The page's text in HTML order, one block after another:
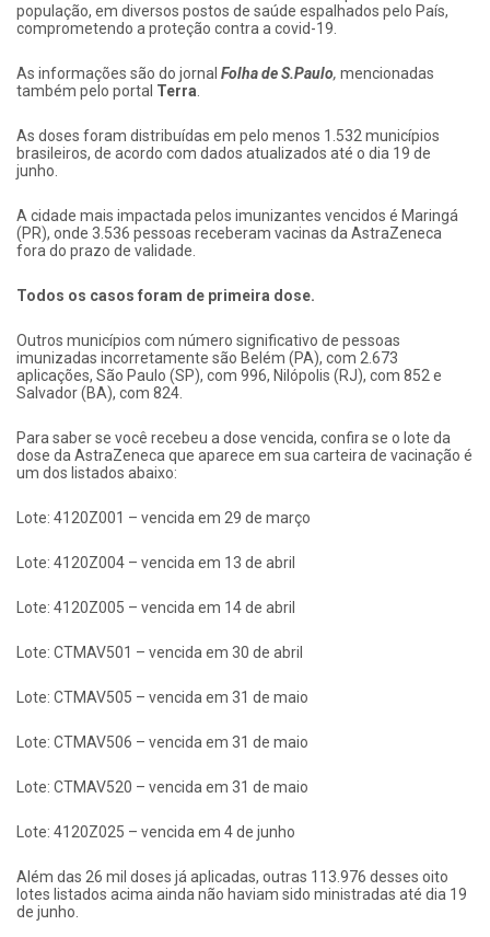
população, em diversos postos de saúde espalhados pelo País,
comprometendo a proteção contra a covid-19.
As informações são do jornal Folha de S.Paulo, mencionadas
também pelo portal Terra
As doses foram distribuídas em pelo menos 1.532 municípios
brasileiros, de acordo com dados atualizados até o dia 19 de
junho.
A cidade mais impactada pelos imunizantes vencidos é Maringá
(PR), onde 3.536 pessoas receberam vacinas da AstraZeneca
fora do prazo de validade.
Todos os casos foram de primeira dose.
Outros municípios com número significativo de pessoas
imunizadas incorretamente são Belém (PA), com 2.673
aplicações, São Paulo (SP), com 996, Nilópolis (RJ), com 852 e
Salvador (BA), com 824.
Para saber se você recebeu a dose vencida, confira se o lote da
dose da AstraZeneca que aparece em sua carteira de vacinação é
um dos listados abaixo:
Lote: 4120Z001 – vencida em 29 de março
Lote: 4120Z004 – vencida em 13 de abril
Lote: 4120Z005 – vencida em 14 de abril
Lote: CTMAV501 – vencida em 30 de abril
Lote: CTMAV505 – vencida em 31 de maio
Lote: CTMAV506 – vencida em 31 de maio
Lote: CTMAV520 – vencida em 31 de maio
Lote: 4120Z025 – vencida em 4 de junho
Além das 26 mil doses já aplicadas, outras 113.976 desses oito
lotes listados acima ainda não haviam sido ministradas até dia 19
de junho.